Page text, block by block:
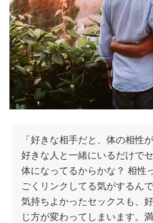
「好きな相手だと、体の相性
好きな人と一緒にいるだけで
体になってるからかな？ 相性
ごくリンクしてる気がするん
気持ちよかったセックスも、
じ方が変わってしまいます。